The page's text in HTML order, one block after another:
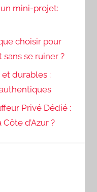
mini-projet:
choisir pour
se ruiner ?
durables :
Privé Dédié :
d’Azur ?